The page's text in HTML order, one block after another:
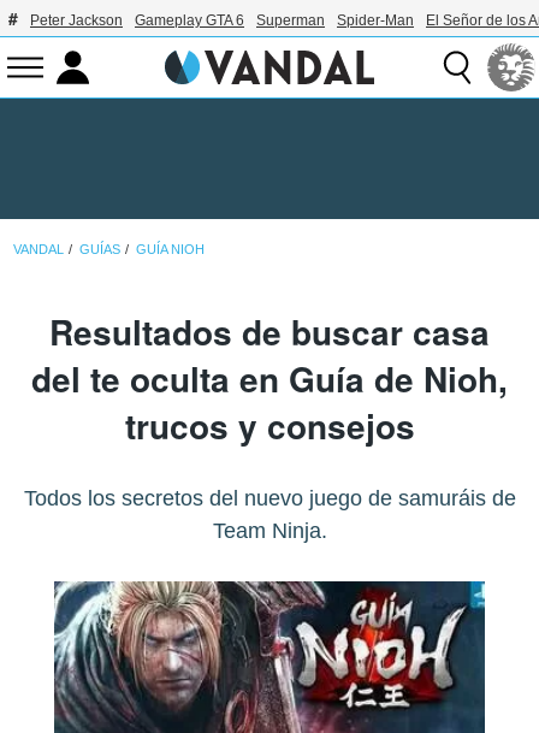
Peter Jackson Gameplay GTA 6 Superman Spider-Man El Señor de los
VANDAL GUÍAS GUÍA NIOH
Resultados de buscar casa
del te oculta en Guía de Nioh,
trucos y consejos
Todos los secretos del nuevo juego de samuráis de
Team Ninja.